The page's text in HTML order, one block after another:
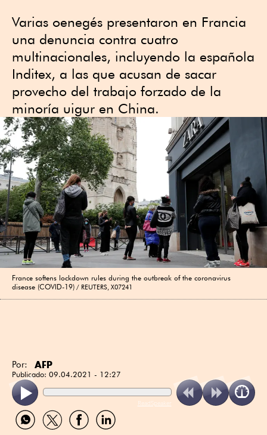
Varias oenegés presentaron en Francia
una denuncia contra cuatro
multinacionales, incluyendo la española
Inditex, a las que acusan de sacar
provecho del trabajo forzado de la
minoría uigur en China.
France softens lockdown rules during the outbreak of the coronavirus
disease (COVID-19)
REUTERS, X07241
Por: AFP
Publicado: 09.04.2021 - 12:27
ReadSpeaker
Compartir
por
Compartir
por
Compartir
por
Compartir
por